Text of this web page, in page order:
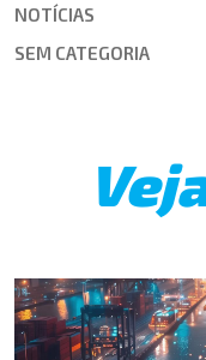
NOTÍCIAS
SEM CATEGORIA